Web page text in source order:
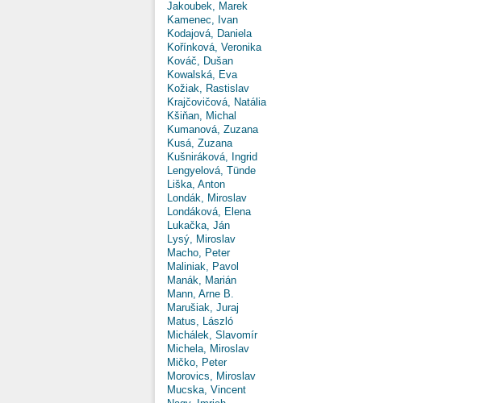
Jakoubek, Marek
Kamenec, Ivan
Kodajová, Daniela
Kořínková, Veronika
Kováč, Dušan
Kowalská, Eva
Kožiak, Rastislav
Krajčovičová, Natália
Kšiňan, Michal
Kumanová, Zuzana
Kusá, Zuzana
Kušniráková, Ingrid
Lengyelová, Tünde
Liška, Anton
Londák, Miroslav
Londáková, Elena
Lukačka, Ján
Lysý, Miroslav
Macho, Peter
Maliniak, Pavol
Manák, Marián
Mann, Arne B.
Marušiak, Juraj
Matus, László
Michálek, Slavomír
Michela, Miroslav
Mičko, Peter
Morovics, Miroslav
Mucska, Vincent